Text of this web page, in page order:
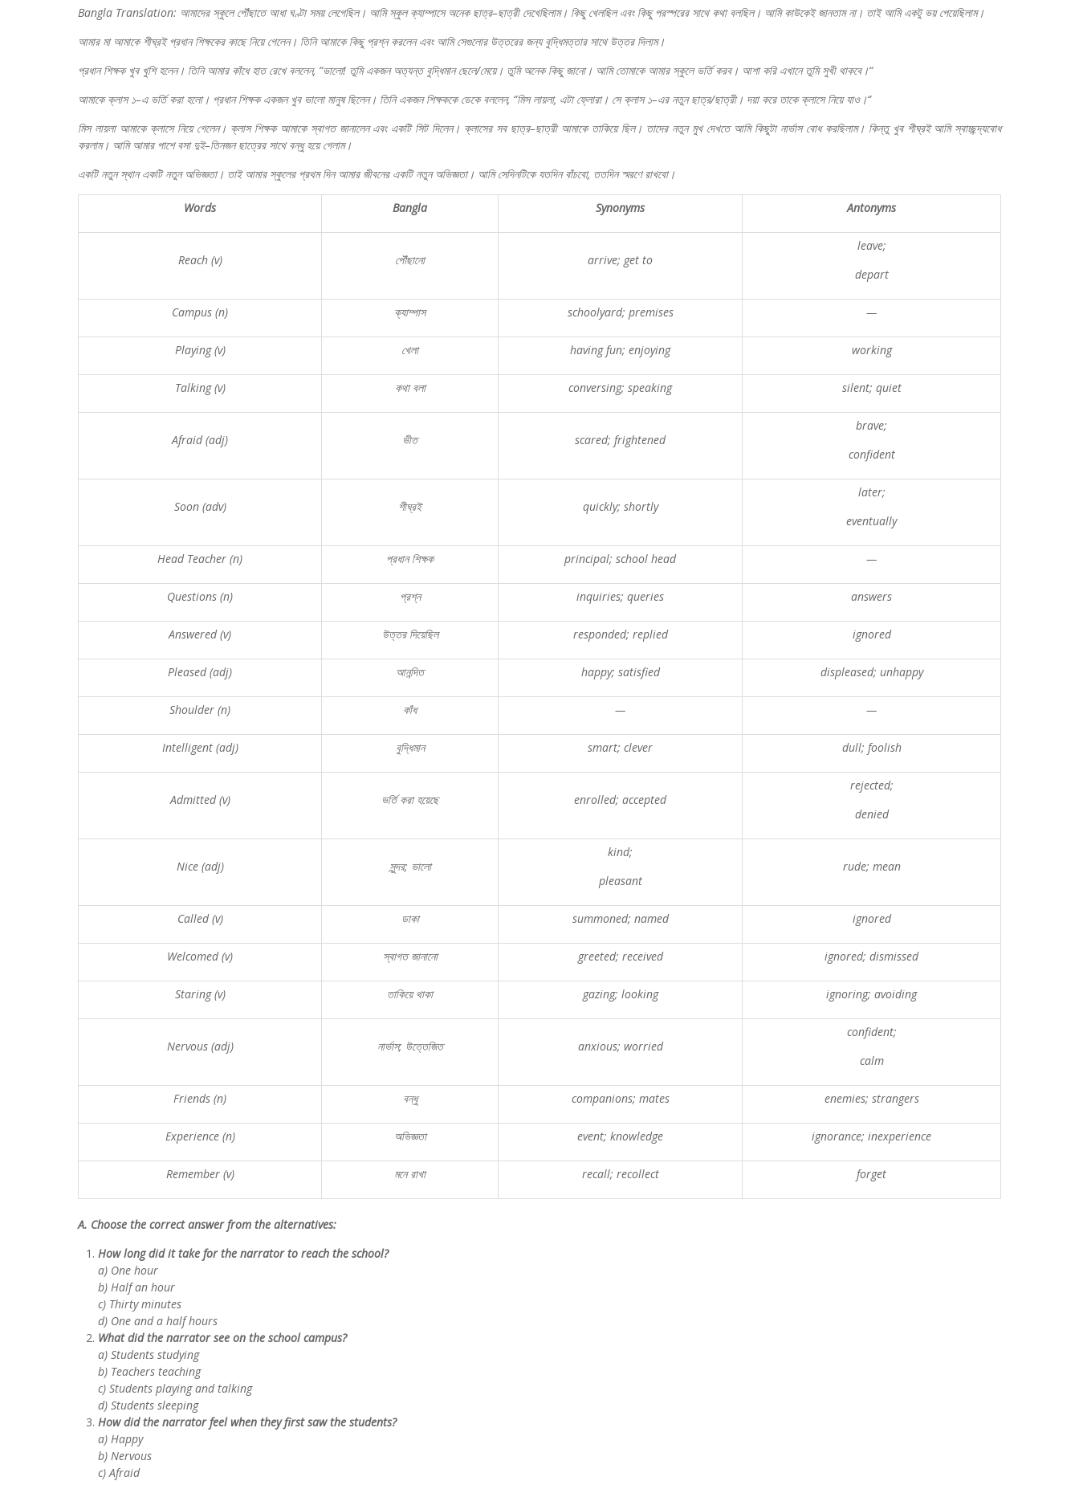
Bangla Translation: আমাদের স্কুলে পৌঁছাতে আধা ঘণ্টা সময় লেগেছিল। আমি স্কুল ক্যাম্পাসে অনেক ছাত্র–ছাত্রী দেখেছিলাম। কিছু খেলছিল এবং কিছু পরস্পরের সাথে কথা বলছিল। আমি কাউকেই জানতাম না। তাই আমি একটু ভয় পেয়েছিলাম।
আমার মা আমাকে শীঘ্রই প্রধান শিক্ষকের কাছে নিয়ে গেলেন। তিনি আমাকে কিছু প্রশ্ন করলেন এবং আমি সেগুলোর উত্তরের জন্য বুদ্ধিমত্তার সাথে উত্তর দিলাম।
প্রধান শিক্ষক খুব খুশি হলেন। তিনি আমার কাঁধে হাত রেখে বললেন, “ভালো! তুমি একজন অত্যন্ত বুদ্ধিমান ছেলে/মেয়ে। তুমি অনেক কিছু জানো। আমি তোমাকে আমার স্কুলে ভর্তি করব। আশা করি এখানে তুমি সুখী থাকবে।“
আমাকে ক্লাস ১–এ ভর্তি করা হলো। প্রধান শিক্ষক একজন খুব ভালো মানুষ ছিলেন। তিনি একজন শিক্ষককে ডেকে বললেন, “মিস লায়লা, এটা ফ্লোরা। সে ক্লাস ১–এর নতুন ছাত্র/ছাত্রী। দয়া করে তাকে ক্লাসে নিয়ে যাও।“
মিস লায়লা আমাকে ক্লাসে নিয়ে গেলেন। ক্লাস শিক্ষক আমাকে স্বাগত জানালেন এবং একটি সিট দিলেন। ক্লাসের সব ছাত্র–ছাত্রী আমাকে তাকিয়ে ছিল। তাদের নতুন মুখ দেখতে আমি কিছুটা নার্ভাস বোধ করছিলাম। কিন্তু খুব শীঘ্রই আমি স্বাচ্ছন্দ্যবোধ
করলাম। আমি আমার পাশে বসা দুই–তিনজন ছাত্রের সাথে বন্ধু হয়ে গেলাম।
একটি নতুন স্থান একটি নতুন অভিজ্ঞতা। তাই আমার স্কুলের প্রথম দিন আমার জীবনের একটি নতুন অভিজ্ঞতা। আমি সেদিনটিকে যতদিন বাঁচবো, ততদিন স্মরণে রাখবো।
Words Bangla Synonyms Antonyms
Reach (v) পৌঁছানো arrive; get to
leave;
depart
Campus (n) ক্যাম্পাস schoolyard; premises —
Playing (v) খেলা having fun; enjoying working
Talking (v) কথা বলা conversing; speaking silent; quiet
Afraid (adj) ভীত scared; frightened
brave;
confident
Soon (adv) শীঘ্রই quickly; shortly
later;
eventually
Head Teacher (n) প্রধান শিক্ষক principal; school head —
Questions (n) প্রশ্ন inquiries; queries answers
Answered (v) উত্তর দিয়েছিল responded; replied ignored
Pleased (adj) আনন্দিত happy; satisfied displeased; unhappy
Shoulder (n) কাঁধ — —
Intelligent (adj) বুদ্ধিমান smart; clever dull; foolish
Admitted (v) ভর্তি করা হয়েছে enrolled; accepted
rejected;
denied
Nice (adj) সুন্দর; ভালো
kind;
pleasant
rude; mean
Called (v) ডাকা summoned; named ignored
Welcomed (v) স্বাগত জানানো greeted; received ignored; dismissed
Staring (v) তাকিয়ে থাকা gazing; looking ignoring; avoiding
Nervous (adj) নার্ভাস; উত্তেজিত anxious; worried
confident;
calm
Friends (n) বন্ধু companions; mates enemies; strangers
Experience (n) অভিজ্ঞতা event; knowledge ignorance; inexperience
Remember (v) মনে রাখা recall; recollect forget
A. Choose the correct answer from the alternatives:
How long did it take for the narrator to reach the school?
a) One hour
b) Half an hour
c) Thirty minutes
d) One and a half hours
What did the narrator see on the school campus?
a) Students studying
b) Teachers teaching
c) Students playing and talking
d) Students sleeping
How did the narrator feel when they first saw the students?
a) Happy
b) Nervous
c) Afraid